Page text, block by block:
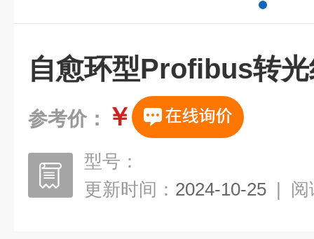
自愈环型Profibus转
参考价： ￥
型号：
更新时间： 2024-10-25 | 阅